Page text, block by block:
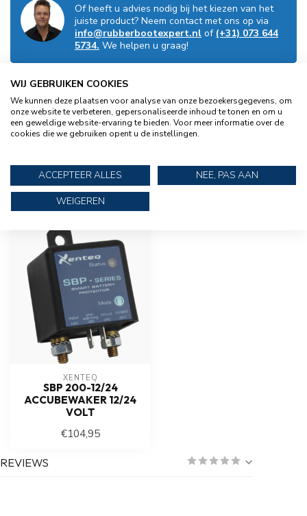
Of heeft u advies nodig bij het kiezen van het
juiste product? Neem contact met ons op via
info@rubberbootexpert.nl of (+31) 073 644
5734. We helpen u graag!
GERELATEERDE PRODUCTEN
XENTEQ
Xenteq Omschakelbox PTS
230-25 inverter / netspanning
€158,95
RECENT BEKEKEN
XENTEQ
SBP 200-12/24
ACCUBEWAKER 12/24
VOLT
€104,95
REVIEWS
WIJ GEBRUIKEN COOKIES
We kunnen deze plaatsen voor analyse van onze bezoekersgegevens, om
onze website te verbeteren, gepersonaliseerde inhoud te tonen en om u
een geweldige website-ervaring te bieden. Voor meer informatie over de
cookies die we gebruiken opent u de instellingen.
ACCEPTEER ALLES
NEE, PAS AAN
WEIGEREN